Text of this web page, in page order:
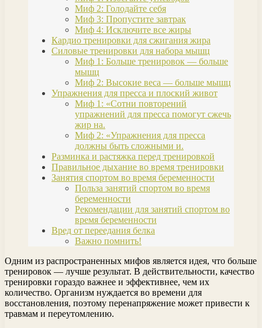
Миф 2: Голодайте себя
Миф 3: Пропустите завтрак
Миф 4: Исключите все жиры
Кардио тренировки для сжигания жира
Силовые тренировки для набора мышц
Миф 1: Больше тренировок — больше
мышц
Миф 2: Высокие веса — больше мышц
Упражнения для пресса и плоский живот
Миф 1: «Сотни повторений
упражнений для пресса помогут сжечь
жир на.
Миф 2: «Упражнения для пресса
должны быть сложными и.
Разминка и растяжка перед тренировкой
Правильное дыхание во время тренировки
Занятия спортом во время беременности
Польза занятий спортом во время
беременности
Рекомендации для занятий спортом во
время беременности
Вред от переедания белка
Важно помнить!
Одним из распространенных мифов является идея, что больше
тренировок — лучше результат. В действительности, качество
тренировки гораздо важнее и эффективнее, чем их
количество. Организм нуждается во времени для
восстановления, поэтому перенапряжение может привести к
травмам и переутомлению.